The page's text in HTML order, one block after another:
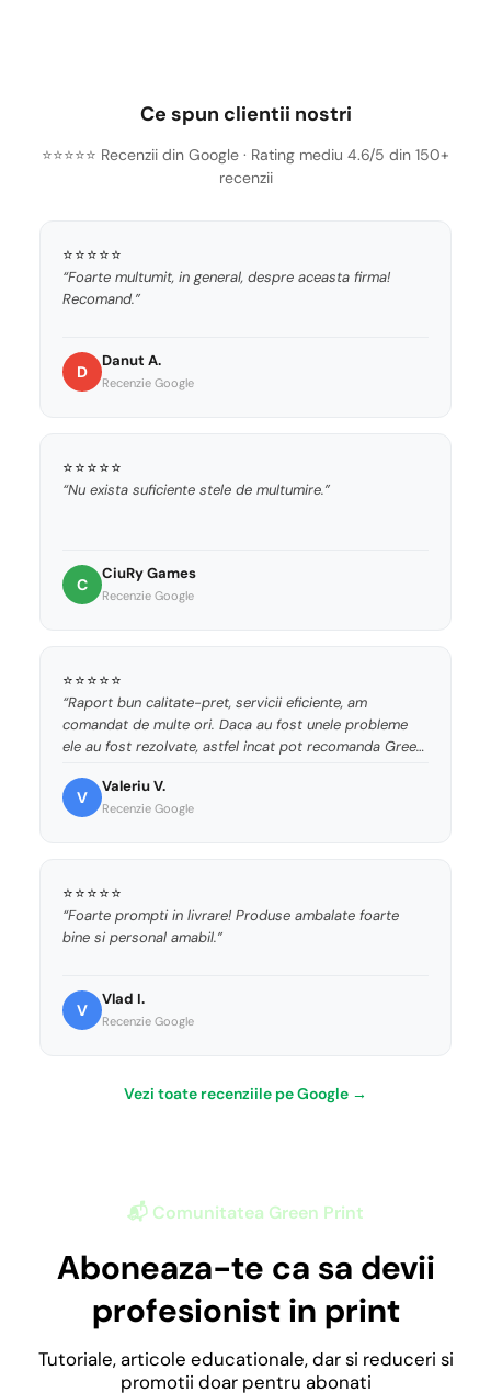
Ce spun clientii nostri
⭐⭐⭐⭐⭐ Recenzii din Google · Rating mediu 4.6/5 din 150+
recenzii
⭐⭐⭐⭐⭐
“Foarte multumit, in general, despre aceasta firma!
Recomand.”
D
Danut A.
Recenzie Google
⭐⭐⭐⭐⭐
“Nu exista suficiente stele de multumire.”
C
CiuRy Games
Recenzie Google
⭐⭐⭐⭐⭐
“Raport bun calitate-pret, servicii eficiente, am
comandat de multe ori. Daca au fost unele probleme
ele au fost rezolvate, astfel incat pot recomanda Green
V
Valeriu V.
Recenzie Google
⭐⭐⭐⭐⭐
“Foarte prompti in livrare! Produse ambalate foarte
bine si personal amabil.”
V
Vlad I.
Recenzie Google
Vezi toate recenziile pe Google →
📬 Comunitatea Green Print
Aboneaza-te ca sa devii
profesionist in print
Tutoriale, articole educationale, dar si reduceri si
promotii doar pentru abonati